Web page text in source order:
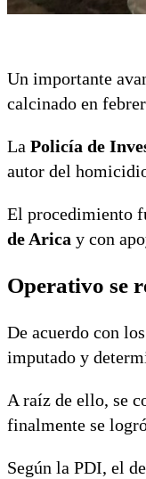
Un importante
calcinado en
La Policía de
autor del
El procedimiento
de Arica y con
Operativo se
De acuerdo con
imputado y
A raíz de ello, se
finalmente se
Según la PDI, el